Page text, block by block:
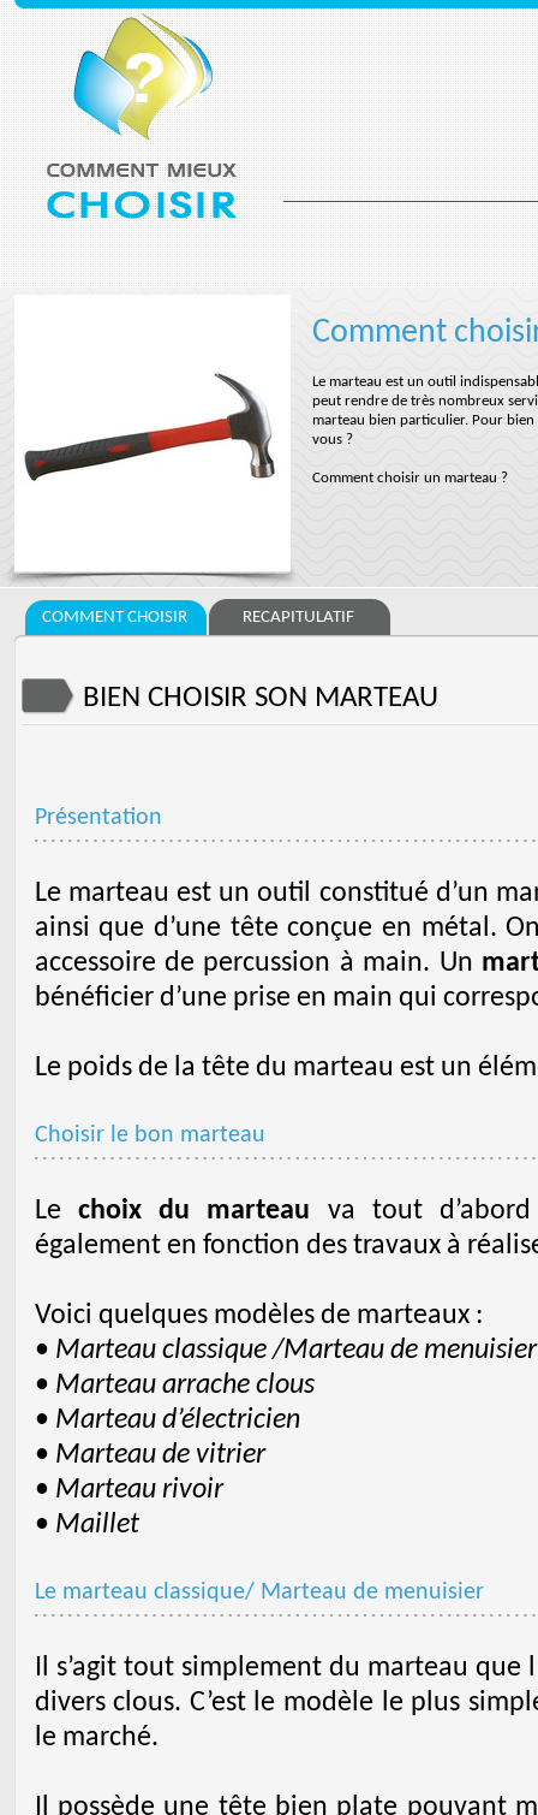
Comment
Le marteau est un outil
peut rendre de très nombreux
marteau bien particulier. Pour
vous ?
Comment choisir un marteau ?
COMMENT CHOISIR RECAPITULATIF
BIEN CHOISIR SON MARTEAU
Présentation
Le marteau est un outil constitué d’un
ainsi que d’une tête conçue en métal.
accessoire de percussion à main. Un
bénéficier d’une prise en main qui
Le poids de la tête du marteau est un
Choisir le bon marteau
Le choix du marteau va tout
également en fonction des travaux à
Voici quelques modèles de marteaux :
• Marteau classique /Marteau de menuisier
• Marteau arrache clous
• Marteau d’électricien
• Marteau de vitrier
• Marteau rivoir
• Maillet
Le marteau classique/ Marteau de menuisier
Il s’agit tout simplement du marteau que
divers clous. C’est le modèle le plus
le marché.
Il possède une tête bien plate pouvant